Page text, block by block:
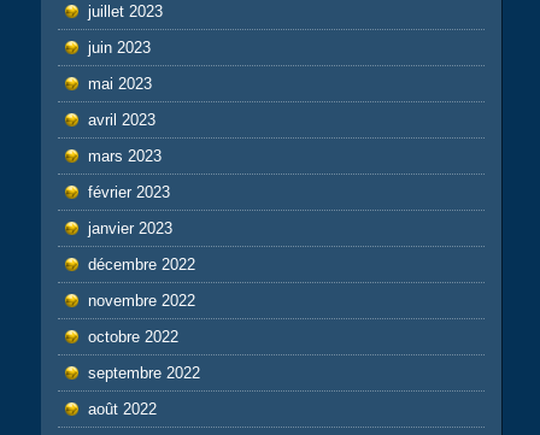
juillet 2023
juin 2023
mai 2023
avril 2023
mars 2023
février 2023
janvier 2023
décembre 2022
novembre 2022
octobre 2022
septembre 2022
août 2022